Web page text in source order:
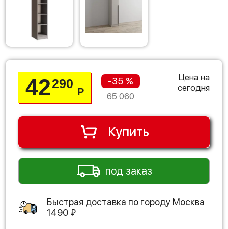
42290
Р
-35 %
65 060
Цена на
сегодня
Купить
под заказ
Быстрая доставка по городу Москва
1490 ₽